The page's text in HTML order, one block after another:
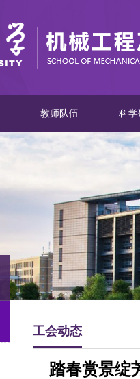
教师队伍 科学
工会动态
踏春赏景绽